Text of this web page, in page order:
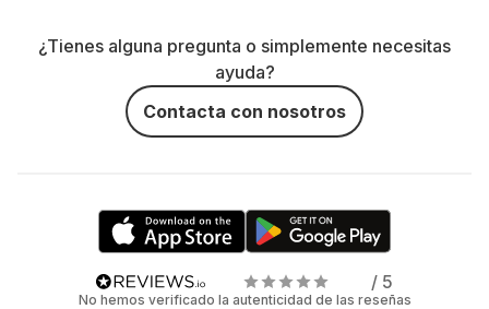
¿Tienes alguna pregunta o simplemente necesitas
ayuda?
Contacta con nosotros
/ 5
No hemos verificado la autenticidad de las reseñas